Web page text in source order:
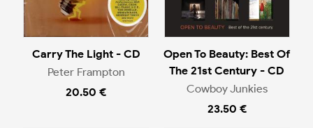
Carry The Light - CD
Peter Frampton
20.50 €
Open To Beauty: Best Of
The 21st Century - CD
Cowboy Junkies
23.50 €